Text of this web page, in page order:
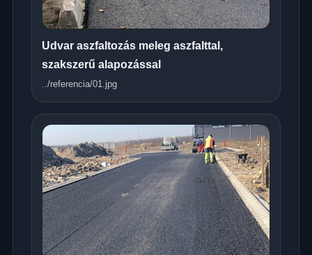
Udvar aszfaltozás meleg aszfalttal,
szakszerű alapozással
../referencia/01.jpg